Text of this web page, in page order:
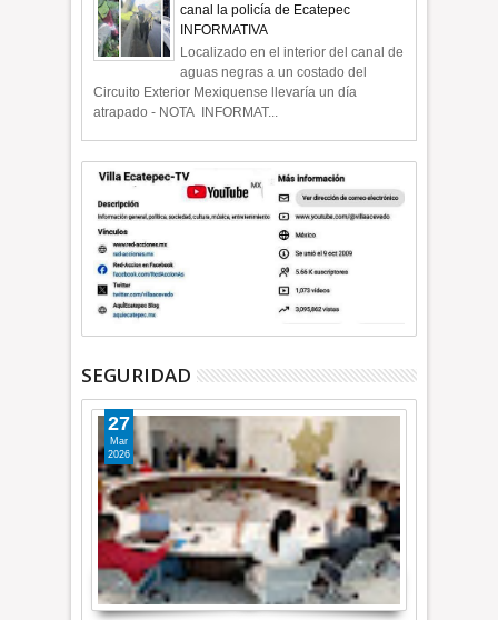
canal la policía de Ecatepec
INFORMATIVA
Localizado en el interior del canal de
aguas negras a un costado del
Circuito Exterior Mexiquense llevaría un día
atrapado - NOTA INFORMAT...
SEGURIDAD
27
Mar
2026